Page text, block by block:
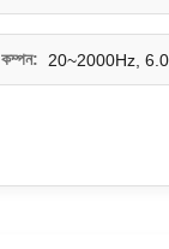
কম্পন: 20~2000Hz,